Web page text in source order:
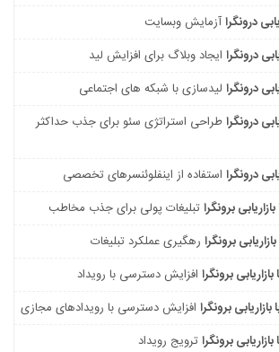
درونگراآزمایش وبسایت
درونگرا ایجاد وبلاگ برای افزایش لید
درونگرا لیدسازی با شبکه های اجتماعی
درونگراطراحی استراتژی سئو برای جذب حداکثر
درونگرا استفاده از اینفلوئنسرهای تخصصی
برونگرا تبلیغات پولی برای جذب مخاطب
برونگرا رهگیری عملکرد تبلیغات
برونگرا افزایش دسترسی با رویداد
برونگرا افزایش دسترسی با رویدادهای مجازی
برونگرا ترویج رویداد